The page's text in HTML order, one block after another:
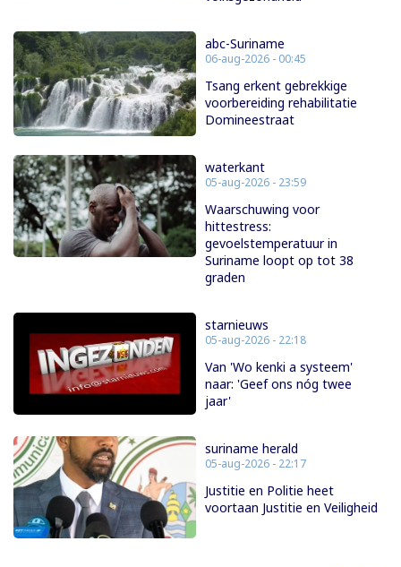
abc-Suriname
06-aug-2026 - 00:45
Tsang erkent gebrekkige
voorbereiding rehabilitatie
Domineestraat
waterkant
05-aug-2026 - 23:59
Waarschuwing voor
hittestress:
gevoelstemperatuur in
Suriname loopt op tot 38
graden
starnieuws
05-aug-2026 - 22:18
Van 'Wo kenki a systeem'
naar: 'Geef ons nóg twee
jaar'
suriname herald
05-aug-2026 - 22:17
Justitie en Politie heet
voortaan Justitie en Veiligheid